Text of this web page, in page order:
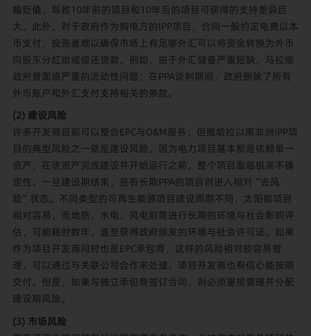
幅贬值，导致10年前的项目和10年后的项目可获得的支持差异巨
大。此外，对于政府作为购电方的IPP项目，合同一般约定电费以本
币支付，投资者难以确保市场上有足够外汇可以将资金转换为外币
向股东分红给或偿还贷款。例如，由于外汇储备严重短缺，马拉维
政府曾面临严重的流动性问题；在PPA谈判期间，政府删除了所有
外币账户和外汇支付支持相关的条款。
(2) 建设风险
许多开发商目前可以整合EPC与O&M服务；但撒哈拉以南非洲IPP项
目的典型风险之一就是建设风险。因为电力项目基本都是依赖单一
资产，在该资产完成建设并开始运行之前，整个项目面临极高不确
定性。一旦建设期结束，签有长期PPA的项目则进入相对“去风
险”状态。不同类型的可再生能源项目建设周期不同，太阳能项目
相对容易，而地热、水电、风电则需进行长期的环境与社会影响评
估，可能耗时数年，直至获得政府颁发的环境与社会许可证。如果
作为项目开发商同时也是EPC承包商，这样的风险相对较容易管
理，可以通过与关联公司合作来处理，项目开发商也有信心能按期
交付。但是，如果与独立承包商签订合同，则必须重视管理并分配
建设期风险。
(3) 市场风险